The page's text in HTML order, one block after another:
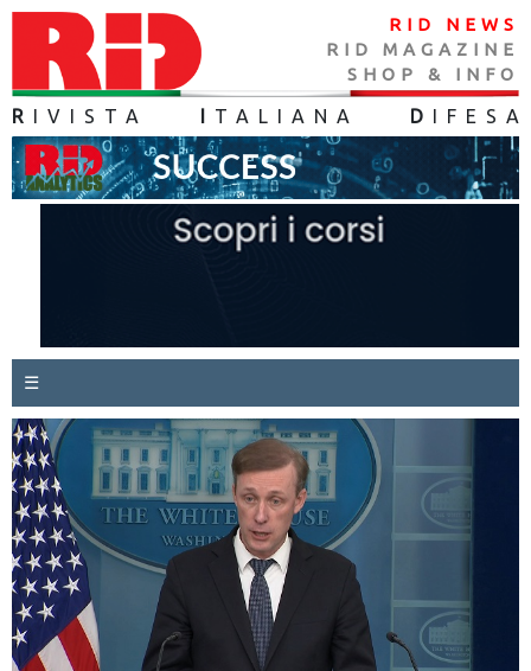
RID NEWS
RID MAGAZINE
SHOP & INFO
R IVISTA TALIANA D IFES A
☰